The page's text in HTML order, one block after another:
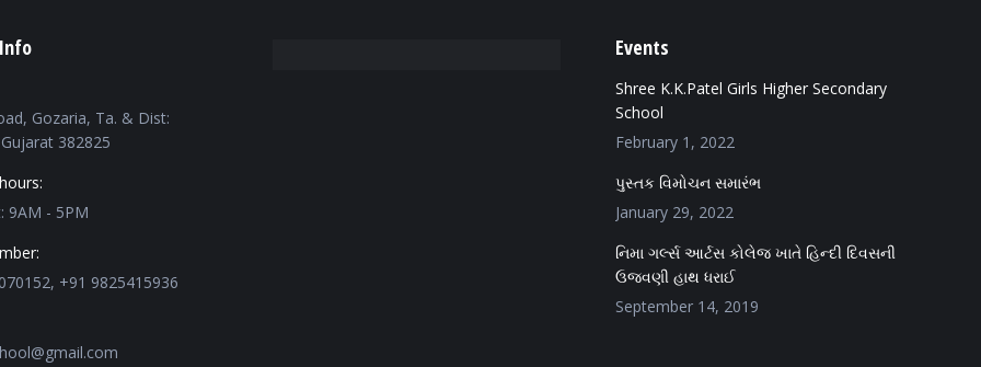
Gozaria, Ta. & Dist:
382825
9AM - 5PM
+91 9825415936
Events
Shree K.K.Patel Girls Higher Secondary
School
February 1, 2022
પુસ્તક વિમોચન સમારંભ
January 29, 2022
નિમા ગર્લ્સ આર્ટસ કોલેજ ખાતે હિન્દી દિવસની
ઉજવણી હાથ ધરાઈ
September 14, 2019